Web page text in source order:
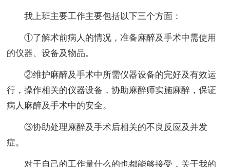
我上班主要工作主要包括以下三个方面：
①了解术前病人的情况，准备麻醉及手术中需使用
的仪器、设备及物品。
②维护麻醉及手术中所需仪器设备的完好及有效运
行，操作相关的仪器设备，协助麻醉师实施麻醉，保证
病人麻醉及手术中的安全。
③协助处理麻醉及手术后相关的不良反应及并发
症。
对于自己的工作量什么的也都能够接受，关于我的